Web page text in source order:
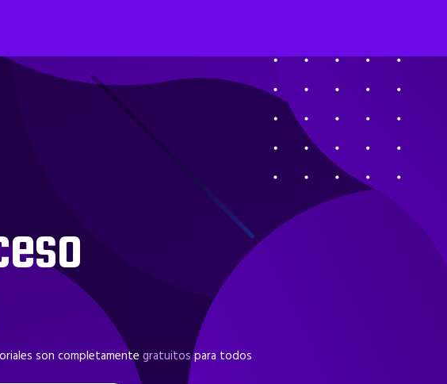
Herramientas Iniciar Sesión Regístrate
son completamente gratuitospara todos